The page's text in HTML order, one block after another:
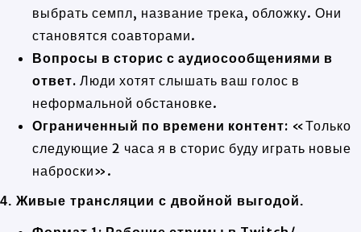
выбрать семпл, название трека, обложку. Они
становятся соавторами.
Вопросы в сторис с аудиосообщениями в
ответ. Люди хотят слышать ваш голос в
неформальной обстановке.
Ограниченный по времени контент: «Только
следующие 2 часа я в сторис буду играть новые
наброски».
4. Живые трансляции с двойной выгодой.